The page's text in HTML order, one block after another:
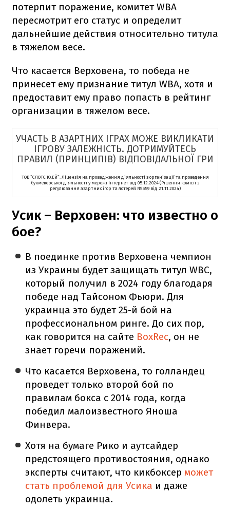
потерпит поражение, комитет WBA
пересмотрит его статус и определит
дальнейшие действия относительно титула
в тяжелом весе.
Что касается Верховена, то победа не
принесет ему признание титул WBA, хотя и
предоставит ему право попасть в рейтинг
организации в тяжелом весе.
УЧАСТЬ В АЗАРТНИХ ІГРАХ МОЖЕ ВИКЛИКАТИ
ІГРОВУ ЗАЛЕЖНІСТЬ. ДОТРИМУЙТЕСЬ
ПРАВИЛ (ПРИНЦИПІВ) ВІДПОВІДАЛЬНОЇ ГРИ
ТОВ “СЛОТС Ю.ЕЙ”. Ліцензія на провадження діяльності з організації та проведення
букмекерської діяльності у мережі Інтернет від 05.12.2024 (Рішення комісії з
регулювання азартних ігор та лотерей №559 від 21.11.2024)
Усик – Верховен: что известно о
бое?
В поединке против Верховена чемпион
из Украины будет защищать титул WBC,
который получил в 2024 году благодаря
победе над Тайсоном Фьюри. Для
украинца это будет 25-й бой на
профессиональном ринге. До сих пор,
как говорится на сайте BoxRec, он не
знает горечи поражений.
Что касается Верховена, то голландец
проведет только второй бой по
правилам бокса с 2014 года, когда
победил малоизвестного Яноша
Финвера.
Хотя на бумаге Рико и аутсайдер
предстоящего противостояния, однако
эксперты считают, что кикбоксер может
стать проблемой для Усика и даже
одолеть украинца.